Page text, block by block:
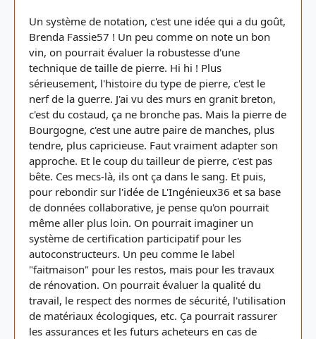
Un système de notation, c'est une idée qui a du goût,
Brenda Fassie57 ! Un peu comme on note un bon
vin, on pourrait évaluer la robustesse d'une
technique de taille de pierre. Hi hi ! Plus
sérieusement, l'histoire du type de pierre, c'est le
nerf de la guerre. J'ai vu des murs en granit breton,
c'est du costaud, ça ne bronche pas. Mais la pierre de
Bourgogne, c'est une autre paire de manches, plus
tendre, plus capricieuse. Faut vraiment adapter son
approche. Et le coup du tailleur de pierre, c'est pas
bête. Ces mecs-là, ils ont ça dans le sang. Et puis,
pour rebondir sur l'idée de L'Ingénieux36 et sa base
de données collaborative, je pense qu'on pourrait
même aller plus loin. On pourrait imaginer un
système de certification participatif pour les
autoconstructeurs. Un peu comme le label
"faitmaison" pour les restos, mais pour les travaux
de rénovation. On pourrait évaluer la qualité du
travail, le respect des normes de sécurité, l'utilisation
de matériaux écologiques, etc. Ça pourrait rassurer
les assurances et les futurs acheteurs en cas de